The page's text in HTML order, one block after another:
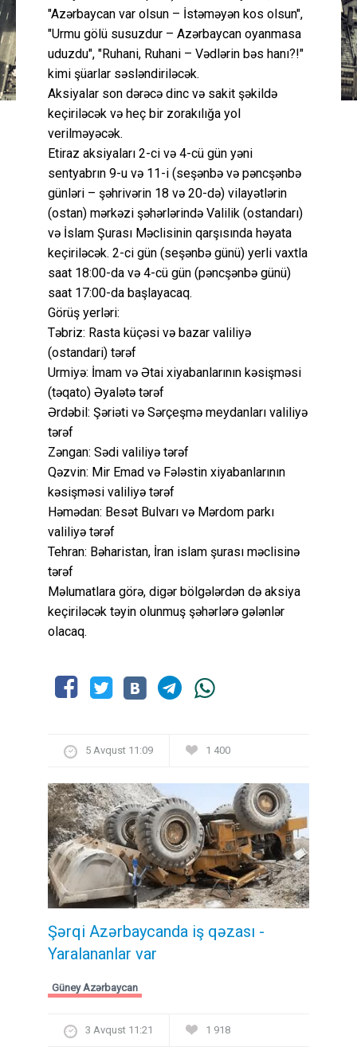
"Azərbaycan var olsun – İstəməyən kos olsun",
"Urmu gölü susuzdur – Azərbaycan oyanmasa
uduzdu", "Ruhani, Ruhani – Vədlərin bəs hanı?!"
kimi şüarlar səsləndiriləcək.
Aksiyalar son dərəcə dinc və sakit şəkildə
keçiriləcək və heç bir zorakılığa yol
verilməyəcək.
Etiraz aksiyaları 2-ci və 4-cü gün yəni
sentyabrın 9-u və 11-i (seşənbə və pəncşənbə
günləri – şəhrivərin 18 və 20-də) vilayətlərin
(ostan) mərkəzi şəhərlərində Valilik (ostandarı)
və İslam Şurası Məclisinin qarşısında həyata
keçiriləcək. 2-ci gün (seşənbə günü) yerli vaxtla
saat 18:00-da və 4-cü gün (pəncşənbə günü)
saat 17:00-da başlayacaq.
Görüş yerləri:
Təbriz: Rasta küçəsi və bazar valiliyə
(ostandari) tərəf
Urmiyə: İmam və Ətai xiyabanlarının kəsişməsi
(təqato) Əyalətə tərəf
Ərdəbil: Şəriəti və Sərçeşmə meydanları valiliyə
tərəf
Zəngan: Sədi valiliyə tərəf
Qəzvin: Mir Emad və Fələstin xiyabanlarının
kəsişməsi valiliyə tərəf
Həmədan: Besət Bulvarı və Mərdom parkı
valiliyə tərəf
Tehran: Bəharistan, İran islam şurası məclisinə
tərəf
Məlumatlara görə, digər bölgələrdən də aksiya
keçiriləcək təyin olunmuş şəhərlərə gələnlər
olacaq.
5 Avqust 11:09 1 400
Şərqi Azərbaycanda iş qəzası -
Yaralananlar var
Güney Azərbaycan
3 Avqust 11:21 1 918